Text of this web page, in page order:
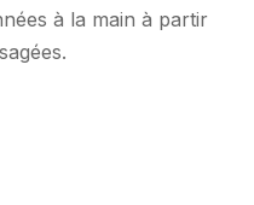
à la main à partir